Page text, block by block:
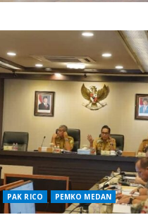
PAK RICO PEMKO MEDAN